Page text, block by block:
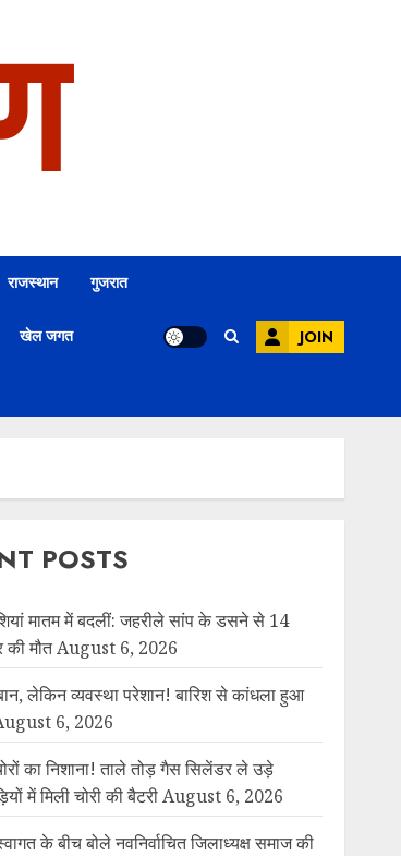
राजस्थान गुजरात
खेल जगत JOIN
POSTS
मातम में बदलीं: जहरीले सांप के डसने से 14
की मौत August 6, 2026
लेकिन व्यवस्था परेशान! बारिश से कांधला हुआ
6, 2026
का निशाना! ताले तोड़ गैस सिलेंडर ले उड़े
में मिली चोरी की बैटरी August 6, 2026
के बीच बोले नवनिर्वाचित जिलाध्यक्ष समाज की